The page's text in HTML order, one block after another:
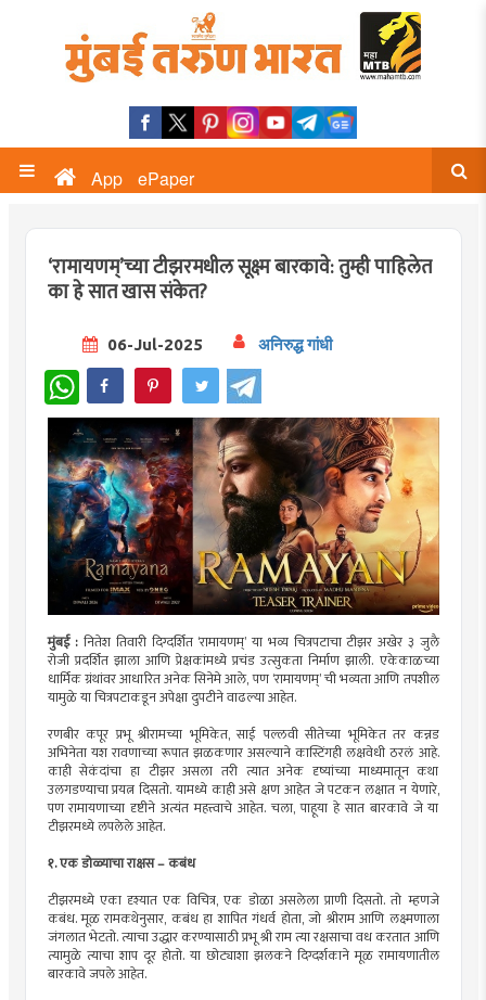
App ePaper
‘रामायणम्’च्या टीझरमधील सूक्ष्म बारकावे: तुम्ही पाहिलेत
का हे सात खास संकेत?
06-Jul-2025 अनिरुद्ध गांधी
WhatsApp
मुंबई : नितेश तिवारी दिग्दर्शित ‘रामायणम्’ या भव्य चित्रपटाचा टीझर अखेर ३ जुलै
रोजी प्रदर्शित झाला आणि प्रेक्षकांमध्ये प्रचंड उत्सुकता निर्माण झाली. एकेकाळच्या
धार्मिक ग्रंथांवर आधारित अनेक सिनेमे आले, पण ‘रामायणम्’ ची भव्यता आणि तपशील
यामुळे या चित्रपटाकडून अपेक्षा दुपटीने वाढल्या आहेत.
रणबीर कपूर प्रभू श्रीरामच्या भूमिकेत, साई पल्लवी सीतेच्या भूमिकेत तर कन्नड
अभिनेता यश रावणाच्या रूपात झळकणार असल्याने कास्टिंगही लक्षवेधी ठरलं आहे.
काही सेकंदांचा हा टीझर असला तरी त्यात अनेक दृष्यांच्या माध्यमातून कथा
उलगडण्याचा प्रयत्न दिसतो. यामध्ये काही असे क्षण आहेत जे पटकन लक्षात न येणारे,
पण रामायणाच्या दृष्टीने अत्यंत महत्त्वाचे आहेत. चला, पाहूया हे सात बारकावे जे या
टीझरमध्ये लपलेले आहेत.
१. एक डोळ्याचा राक्षस – कबंध
टीझरमध्ये एका दृश्यात एक विचित्र, एक डोळा असलेला प्राणी दिसतो. तो म्हणजे
कबंध. मूळ रामकथेनुसार, कबंध हा शापित गंधर्व होता, जो श्रीराम आणि लक्ष्मणाला
जंगलात भेटतो. त्याचा उद्धार करण्यासाठी प्रभू श्री राम त्या रक्षसाचा वध करतात आणि
त्यामुळे त्याचा शाप दूर होतो. या छोट्याशा झलकने दिग्दर्शकाने मूळ रामायणातील
बारकावे जपले आहेत.